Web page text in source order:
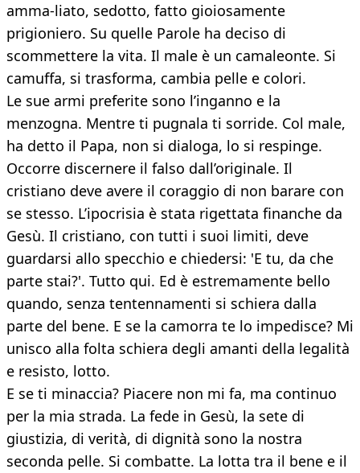
amma-liato, sedotto, fatto gioiosamente
prigioniero. Su quelle Parole ha deciso di
scommettere la vita. Il male è un camaleonte. Si
camuffa, si trasforma, cambia pelle e colori.
Le sue armi preferite sono l’inganno e la
menzogna. Mentre ti pugnala ti sorride. Col male,
ha detto il Papa, non si dialoga, lo si respinge.
Occorre discernere il falso dall’originale. Il
cristiano deve avere il coraggio di non barare con
se stesso. L’ipocrisia è stata rigettata finanche da
Gesù. Il cristiano, con tutti i suoi limiti, deve
guardarsi allo specchio e chiedersi: 'E tu, da che
parte stai?'. Tutto qui. Ed è estremamente bello
quando, senza tentennamenti si schiera dalla
parte del bene. E se la camorra te lo impedisce? Mi
unisco alla folta schiera degli amanti della legalità
e resisto, lotto.
E se ti minaccia? Piacere non mi fa, ma continuo
per la mia strada. La fede in Gesù, la sete di
giustizia, di verità, di dignità sono la nostra
seconda pelle. Si combatte. La lotta tra il bene e il